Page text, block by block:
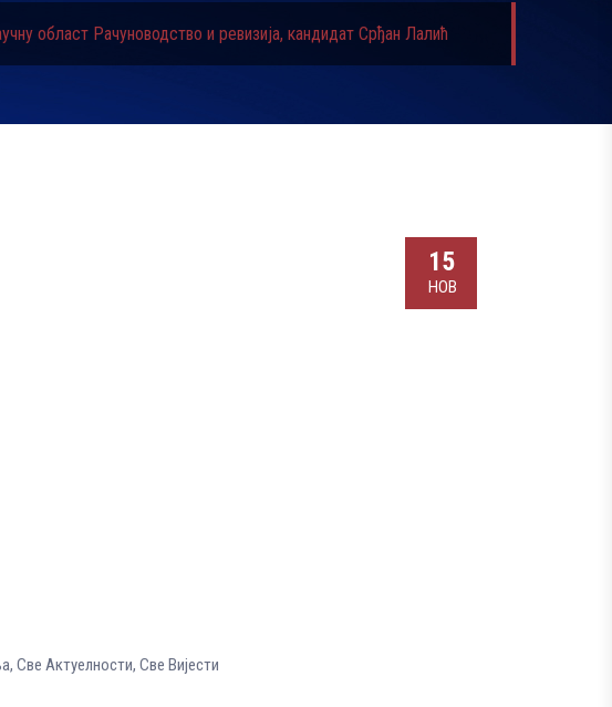
област Рачуноводство и ревизија, кандидат Срђан Лалић
15
НОВ
, Све Aктуелности, Све Вијести